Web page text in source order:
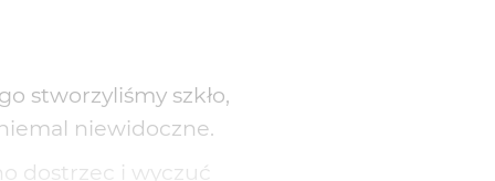
stworzyliśmy szkło,
niewidoczne.
dostrzec i wyczuć